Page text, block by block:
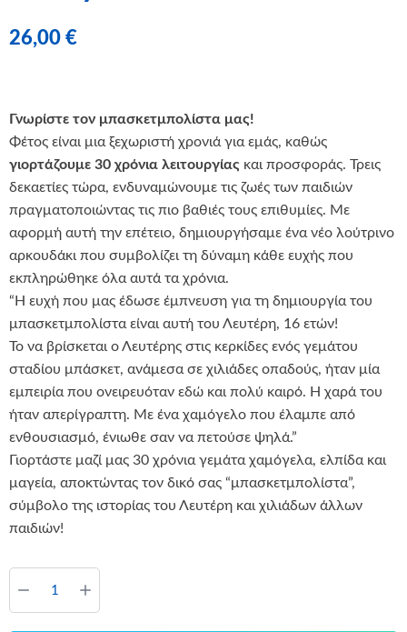
26,00 €
Γνωρίστε τον μπασκετμπολίστα μας!
Φέτος είναι μια ξεχωριστή χρονιά για εμάς, καθώς
γιορτάζουμε 30 χρόνια λειτουργίας και προσφοράς. Τρεις
δεκαετίες τώρα, ενδυναμώνουμε τις ζωές των παιδιών
πραγματοποιώντας τις πιο βαθιές τους επιθυμίες. Με
αφορμή αυτή την επέτειο, δημιουργήσαμε ένα νέο λούτρινο
αρκουδάκι που συμβολίζει τη δύναμη κάθε ευχής που
εκπληρώθηκε όλα αυτά τα χρόνια.
“Η ευχή που μας έδωσε έμπνευση για τη δημιουργία του
μπασκετμπολίστα είναι αυτή του Λευτέρη, 16 ετών!
Το να βρίσκεται ο Λευτέρης στις κερκίδες ενός γεμάτου
σταδίου μπάσκετ, ανάμεσα σε χιλιάδες οπαδούς, ήταν μία
εμπειρία που ονειρευόταν εδώ και πολύ καιρό. Η χαρά του
ήταν απερίγραπτη. Με ένα χαμόγελο που έλαμπε από
ενθουσιασμό, ένιωθε σαν να πετούσε ψηλά.”
Γιορτάστε μαζί μας 30 χρόνια γεμάτα χαμόγελα, ελπίδα και
μαγεία, αποκτώντας τον δικό σας “μπασκετμπολίστα”,
σύμβολο της ιστορίας του Λευτέρη και χιλιάδων άλλων
παιδιών!